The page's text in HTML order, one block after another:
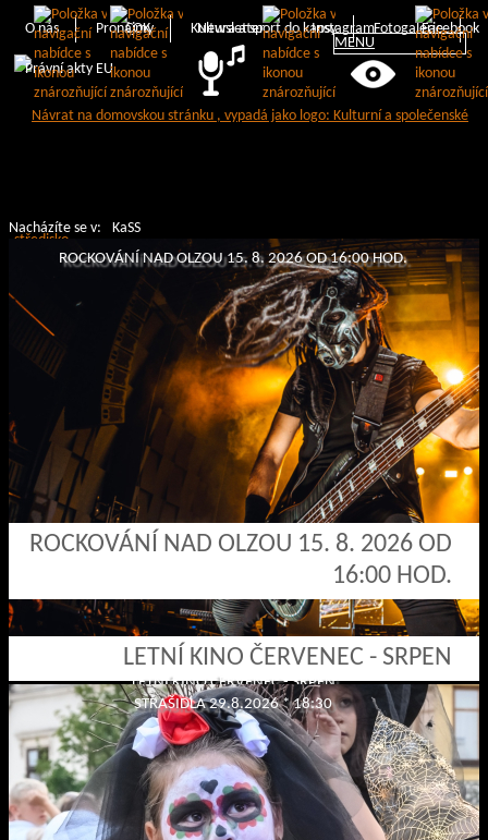
O nás Pronájmy Kultura a sport do kapsy Fotogalerie
Právní akty EU
COK Newsletter Instagram
Facebook
MENU
Nacházíte se v: KaSS
ROCKOVÁNÍ NAD OLZOU 15. 8. 2026 OD
16:00 HOD.
ROCKOVÁNÍ NAD OLZOU 15. 8. 2026 OD 16:00 HOD.
LETNÍ KINO ČERVENEC - SRPEN
LETNÍ KINO ČERVENEC - SRPEN
STRAŠIDLA 29.8.2026 * 18:30